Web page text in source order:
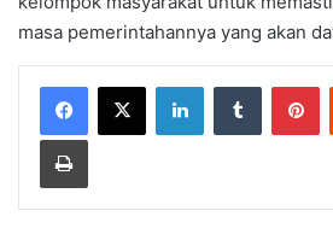
masa pemerintahannya yang akan
LinkedInTumblr
Print